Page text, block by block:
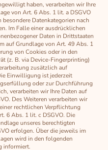
haben, verarbeiten wir Ihre
von Art. 6 Abs. 1 lit. a DSGVO
Datenkategorien nach
Im Falle einer ausdrücklichen
Daten in Drittstaaten
auf Grundlage von Art. 49 Abs. 1
von Cookies oder in den
(z. B. via Device-Fingerprinting)
zusätzlich auf
Einwilligung ist jederzeit
oder zur Durchführung
verarbeiten wir Ihre Daten auf
Des Weiteren verarbeiten wir
rechtlichen Verpflichtung
6 Abs. 1 lit. c DSGVO. Die
unseres berechtigten
erfolgen. Über die jeweils im
wird in den folgenden
informiert.